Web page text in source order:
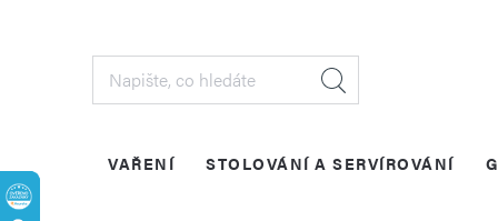
VAŘENÍ STOLOVÁNÍ A SERVÍROVÁNÍ